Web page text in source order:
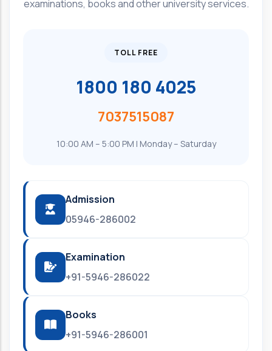
examinations, books and other university services.
TOLL FREE
1800 180 4025
7037515087
10:00 AM – 5:00 PM | Monday – Saturday
Admission
05946-286002
Examination
+91-5946-286022
Books
+91-5946-286001